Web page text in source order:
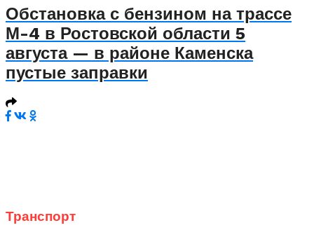
Обстановка с бензином на трассе
М-4 в Ростовской области 5
августа — в районе Каменска
пустые заправки
Транспорт